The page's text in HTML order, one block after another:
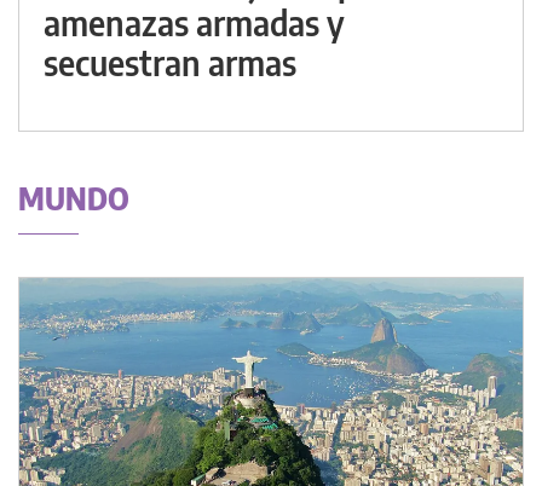
amenazas armadas y
secuestran armas
MUNDO